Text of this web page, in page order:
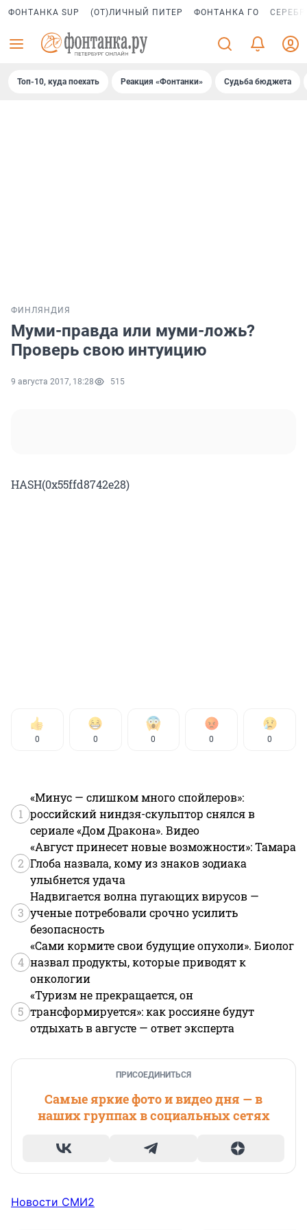
ФОНТАНКА SUP (ОТ)ЛИЧНЫЙ ПИТЕР ФОНТАНКА ГО
Топ-10, куда поехать Реакция «Фонтанки» Судьба бюджета
ФИНЛЯНДИЯ
Муми-правда или муми-ложь?
Проверь свою интуицию
9 августа 2017, 18:28 515
HASH(0x55ffd8742e28)
0 0 0 0 0
1
«Минус — слишком много спойлеров»:
российский ниндзя-скульптор снялся в
сериале «Дом Дракона». Видео
2
«Август принесет новые возможности»: Тамара
Глоба назвала, кому из знаков зодиака
улыбнется удача
3
Надвигается волна пугающих вирусов —
ученые потребовали срочно усилить
безопасность
4
«Сами кормите свои будущие опухоли». Биолог
назвал продукты, которые приводят к
онкологии
5
«Туризм не прекращается, он
трансформируется»: как россияне будут
отдыхать в августе — ответ эксперта
ПРИСОЕДИНИТЬСЯ
Самые яркие фото и видео дня — в
наших группах в социальных сетях
Новости СМИ2